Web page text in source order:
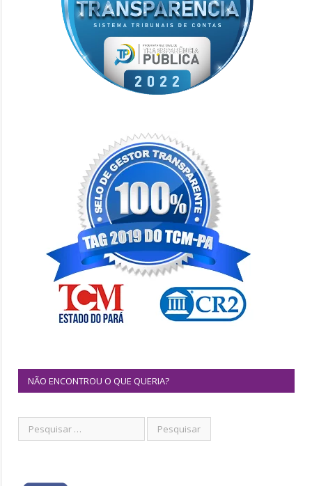
NÃO ENCONTROU O QUE QUERIA?